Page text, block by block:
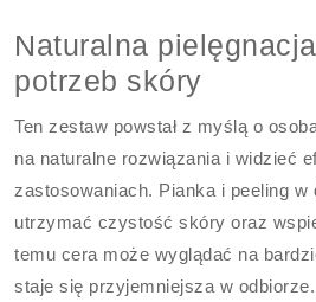
Naturalna
potrzeb skóry
Ten zestaw powstał z myślą o
na naturalne rozwiązania i widzieć
zastosowaniach. Pianka i peeling w
utrzymać czystość skóry oraz
temu cera może wyglądać na
staje się przyjemniejsza w odbiorze.